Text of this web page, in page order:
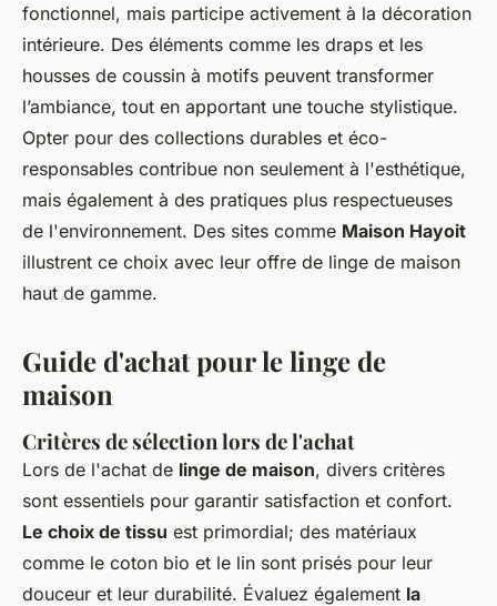
fonctionnel, mais participe activement à la décoration
intérieure. Des éléments comme les draps et les
housses de coussin à motifs peuvent transformer
l’ambiance, tout en apportant une touche stylistique.
Opter pour des collections durables et éco-
responsables contribue non seulement à l'esthétique,
mais également à des pratiques plus respectueuses
de l'environnement. Des sites comme Maison Hayoit
illustrent ce choix avec leur offre de linge de maison
haut de gamme.
Guide d'achat pour le linge de
maison
Critères de sélection lors de l'achat
Lors de l'achat de linge de maison, divers critères
sont essentiels pour garantir satisfaction et confort.
Le choix de tissu est primordial; des matériaux
comme le coton bio et le lin sont prisés pour leur
douceur et leur durabilité. Évaluez également la